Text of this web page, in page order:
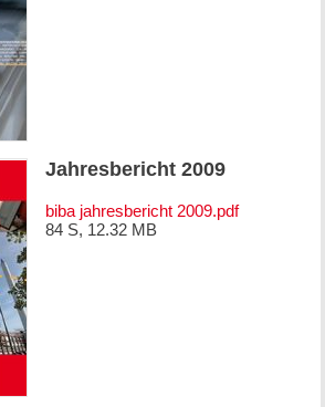
Jahresbericht 2009
biba jahresbericht 2009.pdf
84 S, 12.32 MB